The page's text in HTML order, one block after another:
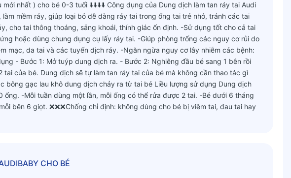
mới nhất ) cho bé 0-3 tuổi ⬇️⬇️⬇️⬇️ Công dụng của Dung dịch làm tan ráy tai Audi
mềm ráy, giúp loại bỏ dễ dàng ráy tai trong ống tai trẻ nhỏ, tránh các tai
cho tai thông thoáng, sảng khoái, thính giác ổn định. -Sử dụng tốt cho cả tai
hoặc dùng chung dụng cụ lấy ráy tai. -Giúp phòng trống các nguy cơ rủi do
mạc, da tai và các tuyến dịch ráy. -Ngăn ngừa nguy cơ lây nhiễm các bệnh:
- Bước 1: Mở tuýp dung dịch ra. - Bước 2: Nghiêng đầu bé sang 1 bên rồi
tai của bé. Dung dịch sẽ tự làm tan ráy tai của bé mà không cần thao tác gì
bông gạc lau khô dung dịch chảy ra từ tai bé Liều lượng sử dụng Dung dịch
ống. -Mỗi tuần dùng một lần, mỗi ống có thể rửa được 2 tai. -Bé dưới 6 tháng
bên 6 giọt. ❌❌❌Chống chỉ định: không dùng cho bé bị viêm tai, đau tai hay
CHO BÉ